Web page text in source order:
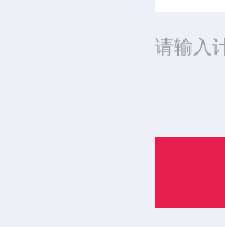
请输入